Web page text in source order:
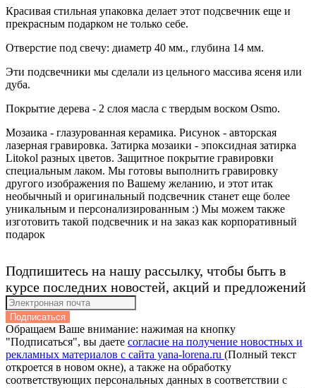
Красивая стильная упаковка делает этот подсвечник еще и
прекрасным подарком не только себе.
Отверстие под свечу: диаметр 40 мм., глубина 14 мм.
Эти подсвечники мы сделали из цельного массива ясеня или
дуба.
Покрытие дерева - 2 слоя масла с твердым воском Osmo.
Мозаика - глазурованная керамика. Рисунок - авторская
лазерная гравировка. Затирка мозаики - эпоксидная затирка
Litokol разных цветов. Защитное покрытие гравировки
специальным лаком. Мы готовы выполнить гравировку
другого изображения по Вашему желанию, и этот итак
необычный и оригинальный подсвечник станет еще более
уникальным и персонализированным :) Мы можем также
изготовить такой подсвечник и на заказ как корпоративный
подарок
Подпишитесь на нашу рассылку, чтобы быть в
курсе последних новостей, акций и предложений
Подписаться
Обращаем Ваше внимание: нажимая на кнопку
"Подписаться", вы даете согласие на получение новостных и
рекламных материалов с сайта yana-lorena.ru (Полный текст
откроется в новом окне), а также на обработку
соответствующих персональных данных в соответствии с